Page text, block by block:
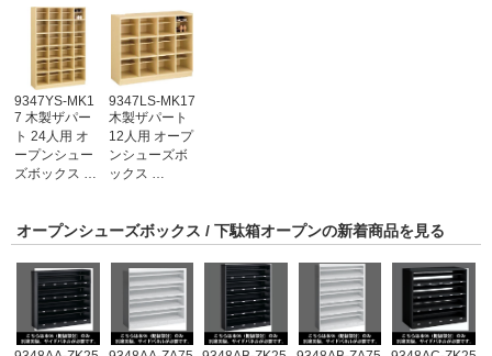
9347YS-MK1
7 木製ザパー
ト 24人用 オ
ープンシュー
ズボックス …
9347LS-MK17
木製ザパート
12人用 オープ
ンシューズボ
ックス …
オープンシューズボックス / 下駄箱オープンの新着商品を見る